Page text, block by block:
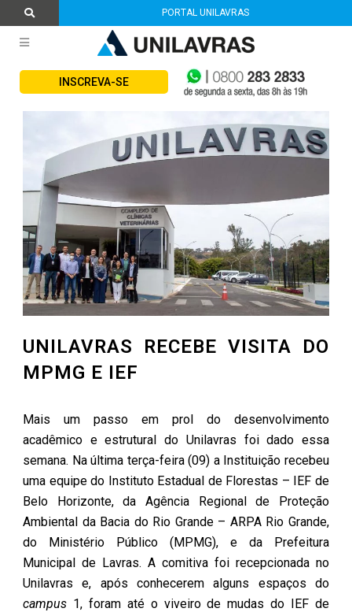
PORTAL UNILAVRAS
INSCREVA-SE
UNILAVRAS RECEBE VISITA DO
MPMG E IEF
Mais um passo em prol do desenvolvimento
acadêmico e estrutural do Unilavras foi dado essa
semana. Na última terça-feira (09) a Instituição recebeu
uma equipe do Instituto Estadual de Florestas – IEF de
Belo Horizonte, da Agência Regional de Proteção
Ambiental da Bacia do Rio Grande – ARPA Rio Grande,
do Ministério Público (MPMG), e da Prefeitura
Municipal de Lavras. A comitiva foi recepcionada no
Unilavras e, após conhecerem alguns espaços do
campus 1, foram até o viveiro de mudas do IEF de